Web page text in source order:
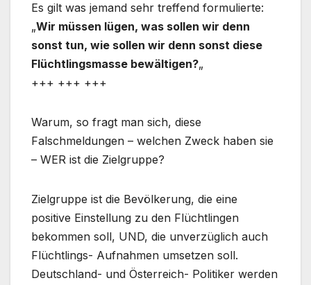
Es gilt was jemand sehr treffend formulierte:
„Wir müssen lügen, was sollen wir denn
sonst tun, wie sollen wir denn sonst diese
Flüchtlingsmasse bewältigen?„
+++ +++ +++
Warum, so fragt man sich, diese
Falschmeldungen – welchen Zweck haben sie
– WER ist die Zielgruppe?
Zielgruppe ist die Bevölkerung, die eine
positive Einstellung zu den Flüchtlingen
bekommen soll, UND, die unverzüglich auch
Flüchtlings- Aufnahmen umsetzen soll.
Deutschland- und Österreich- Politiker werden